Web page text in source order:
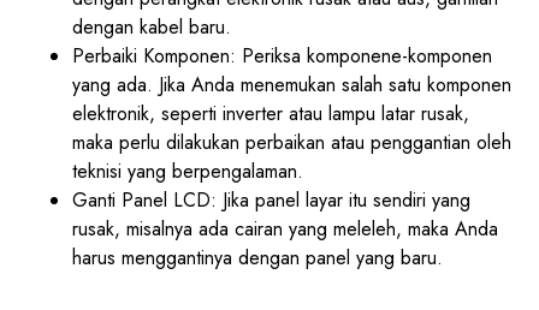
dengan kabel baru.
Perbaiki Komponen: Periksa komponene-komponen
yang ada. Jika Anda menemukan salah satu komponen
elektronik, seperti inverter atau lampu latar rusak,
maka perlu dilakukan perbaikan atau penggantian oleh
teknisi yang berpengalaman.
Ganti Panel LCD: Jika panel layar itu sendiri yang
rusak, misalnya ada cairan yang meleleh, maka Anda
harus menggantinya dengan panel yang baru.